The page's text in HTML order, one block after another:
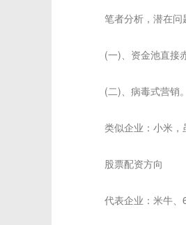
笔者分析，潜在问
(一)、资金池直接赤
(二)、病毒式营销。
类似企业：小米，虽
股票配资方向
代表企业：米牛、